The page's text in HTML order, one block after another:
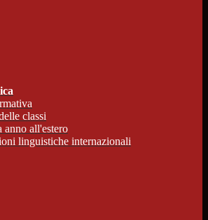
classi
anno all'estero
linguistiche internazionali